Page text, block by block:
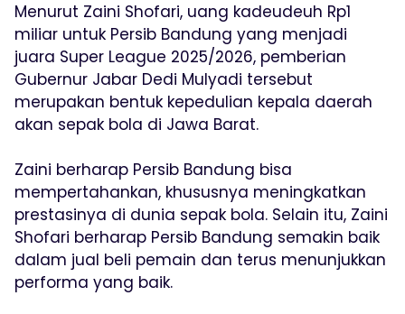
Menurut Zaini Shofari, uang kadeudeuh Rp1
miliar untuk Persib Bandung yang menjadi
juara Super League 2025/2026, pemberian
Gubernur Jabar Dedi Mulyadi tersebut
merupakan bentuk kepedulian kepala daerah
akan sepak bola di Jawa Barat.
Zaini berharap Persib Bandung bisa
mempertahankan, khususnya meningkatkan
prestasinya di dunia sepak bola. Selain itu, Zaini
Shofari berharap Persib Bandung semakin baik
dalam jual beli pemain dan terus menunjukkan
performa yang baik.